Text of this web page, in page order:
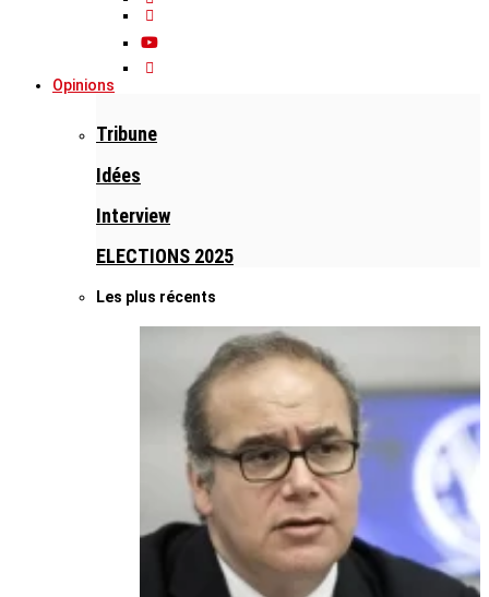
Opinions
Tribune
Idées
Interview
ELECTIONS 2025
Les plus récents